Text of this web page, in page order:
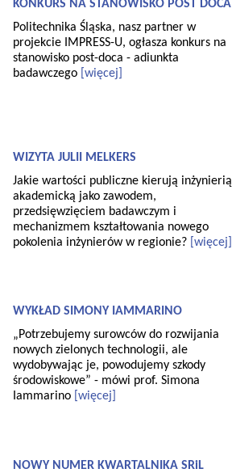
KONKURS NA STANOWISKO POST DOCA
Politechnika Śląska, nasz partner w
projekcie IMPRESS-U, ogłasza konkurs na
stanowisko post-doca - adiunkta
badawczego [więcej]
WIZYTA JULII MELKERS
Jakie wartości publiczne kierują inżynierią
akademicką jako zawodem,
przedsięwzięciem badawczym i
mechanizmem kształtowania nowego
pokolenia inżynierów w regionie? [więcej]
WYKŁAD SIMONY IAMMARINO
„Potrzebujemy surowców do rozwijania
nowych zielonych technologii, ale
wydobywając je, powodujemy szkody
środowiskowe” - mówi prof. Simona
Iammarino [więcej]
NOWY NUMER KWARTALNIKA SRiL